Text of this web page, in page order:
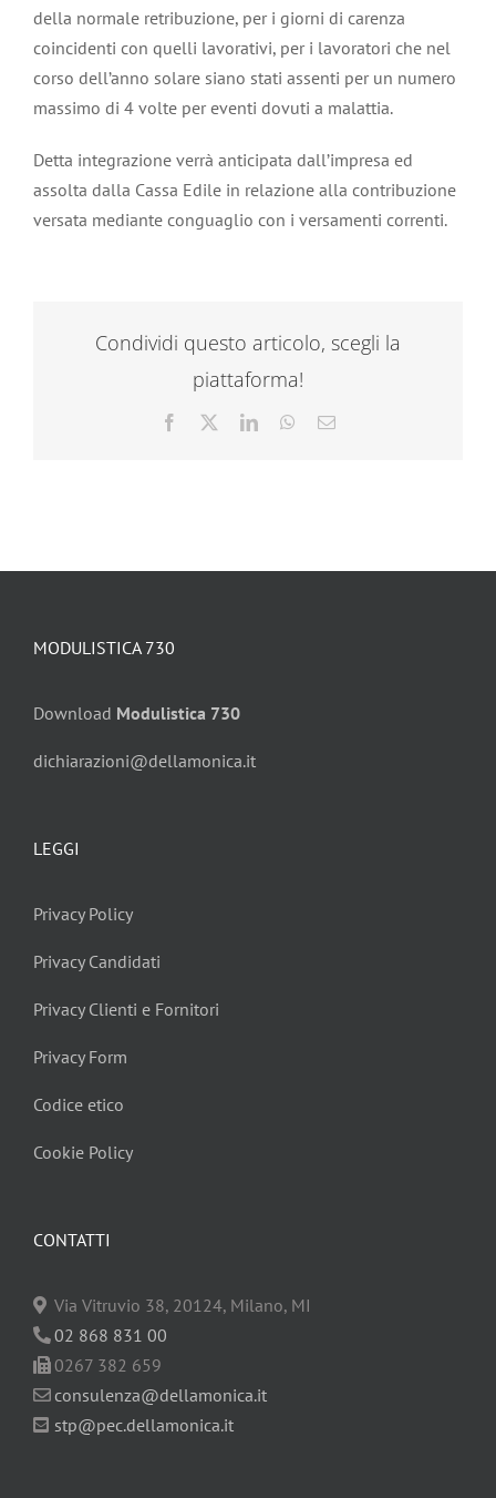
della normale retribuzione, per i giorni di carenza
coincidenti con quelli lavorativi, per i lavoratori che nel
corso dell’anno solare siano stati assenti per un numero
massimo di 4 volte per eventi dovuti a malattia.
Detta integrazione verrà anticipata dall’impresa ed
assolta dalla Cassa Edile in relazione alla contribuzione
versata mediante conguaglio con i versamenti correnti.
Condividi questo articolo, scegli la
piattaforma!
Facebook LinkedInWhatsApp
Email
CONTATTI
Via Vitruvio 38, 20124, Milano, MI
02 868 831 00
0267 382 659
consulenza@dellamonica.it
stp@pec.dellamonica.it
MODULISTICA 730
Download Modulistica 730
dichiarazioni@dellamonica.it
LEGGI
Privacy Policy
Privacy Candidati
Privacy Clienti e Fornitori
Privacy Form
Codice etico
Cookie Policy